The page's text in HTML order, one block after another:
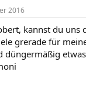
2016
kannst du uns
grerade für
düngermäßig